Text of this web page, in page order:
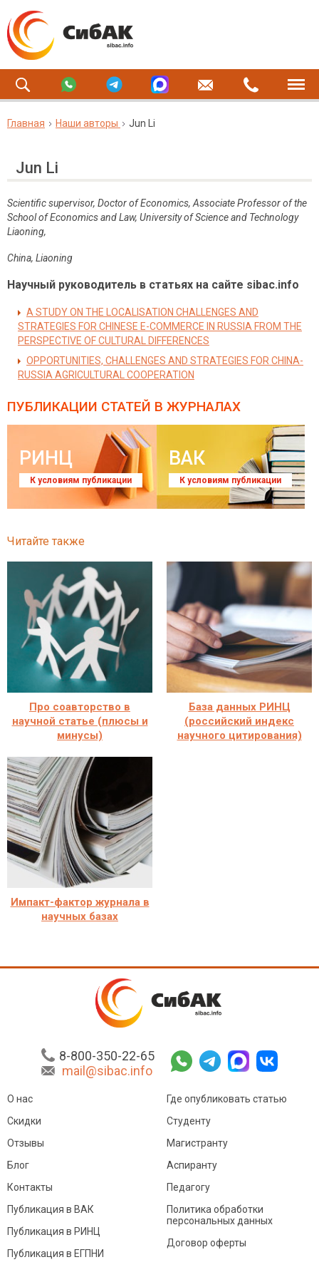
Главная Наши авторы Jun Li
Jun Li
Scientific supervisor, Doctor of Economics, Associate Professor of the
School of Economics and Law, University of Science and Technology
Liaoning,
China, Liaoning
Научный руководитель в статьях на сайте sibac.info
A STUDY ON THE LOCALISATION CHALLENGES AND
STRATEGIES FOR CHINESE E-COMMERCE IN RUSSIA FROM THE
PERSPECTIVE OF CULTURAL DIFFERENCES
OPPORTUNITIES, CHALLENGES AND STRATEGIES FOR CHINA-
RUSSIA AGRICULTURAL COOPERATION
ПУБЛИКАЦИИ СТАТЕЙ В ЖУРНАЛАХ
РИНЦ
К условиям публикации
ВАК
К условиям публикации
Читайте также
Про соавторство в
научной статье (плюсы и
минусы)
База данных РИНЦ
(российский индекс
научного цитирования)
Импакт-фактор журнала в
научных базах
8-800-350-22-65
mail@sibac.info
О нас
Скидки
Отзывы
Блог
Контакты
Где опубликовать статью
Студенту
Магистранту
Аспиранту
Педагогу
Публикация в ВАК
Публикация в РИНЦ
Публикация в ЕГПНИ
Политика обработки
персональных данных
Договор оферты